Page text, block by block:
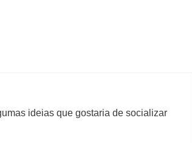
ideias que gostaria de socializar